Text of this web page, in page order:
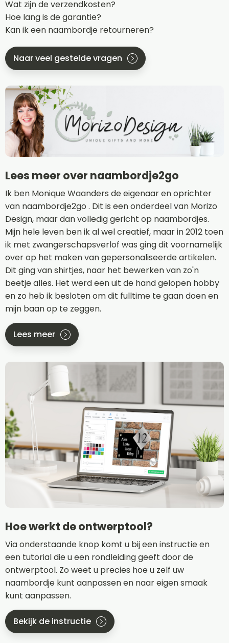
Wat zijn de verzendkosten?
Hoe lang is de garantie?
Kan ik een naambordje retourneren?
Naar veel gestelde vragen
Lees meer over naambordje2go
Ik ben Monique Waanders de eigenaar en oprichter
van naambordje2go . Dit is een onderdeel van Morizo
Design, maar dan volledig gericht op naambordjes.
Mijn hele leven ben ik al wel creatief, maar in 2012 toen
ik met zwangerschapsverlof was ging dit voornamelijk
over op het maken van gepersonaliseerde artikelen.
Dit ging van shirtjes, naar het bewerken van zo'n
beetje alles. Het werd een uit de hand gelopen hobby
en zo heb ik besloten om dit fulltime te gaan doen en
mijn baan op te zeggen.
Lees meer
Hoe werkt de ontwerptool?
Via onderstaande knop komt u bij een instructie en
een tutorial die u een rondleiding geeft door de
ontwerptool. Zo weet u precies hoe u zelf uw
naambordje kunt aanpassen en naar eigen smaak
kunt aanpassen.
Bekijk de instructie